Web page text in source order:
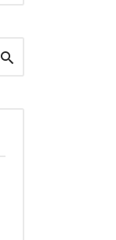
Search